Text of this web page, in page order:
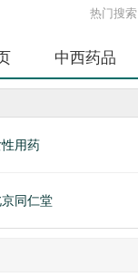
热门搜
中西药品
用药
同仁堂